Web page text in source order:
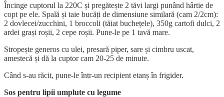
Încinge cuptorul la 220C și pregătește 2 tăvi largi punând hârtie de
copt pe ele. Spală și taie bucăți de dimensiune similară (cam 2/2cm):
2 dovlecei/zucchini, 1 broccoli (tăiat buchețele), 350g cartofi dulci, 2
ardei grași roșii, 2 cepe roșii. Pune-le pe 1 tavă mare.
Stropește generos cu ulei, presară piper, sare și cimbru uscat,
amestecă și dă la cuptor cam 20-25 de minute.
Când s-au răcit, pune-le într-un recipient etanș în frigider.
Sos pentru lipii umplute cu legume